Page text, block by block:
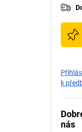
k
nás